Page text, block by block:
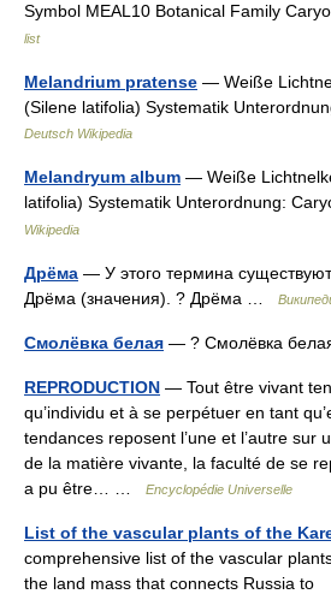
Symbol MEAL10 Botanical Family
list
Melandrium pratense — Weiße
(Silene latifolia) Systematik
Deutsch Wikipedia
Melandryum album — Weiße
latifolia) Systematik Unterordnung:
Wikipedia
Дрёма — У этого термина
Дрёма (значения). ? Дрёма …
Смолёвка белая — ? Смолёвка
REPRODUCTION — Tout être vivant
qu’individu et à se perpétuer en tant
tendances reposent l’une et l’autre sur
de la matière vivante, la faculté de se
a pu être… …
Encyclopédie Universelle
List of the vascular plants of the
comprehensive list of the vascular
the land mass that connects Russia to